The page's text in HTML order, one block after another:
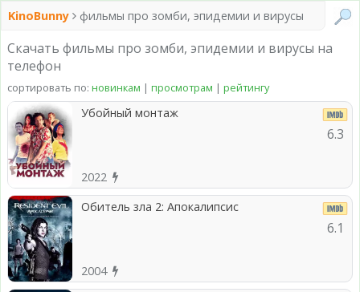
KinoBunny фильмы про зомби, эпидемии и вирусы
Скачать фильмы про зомби, эпидемии и вирусы на
телефон
сортировать по: новинкам | просмотрам | рейтингу
Убойный монтаж
2022
6.3
Обитель зла 2: Апокалипсис
2004
6.1